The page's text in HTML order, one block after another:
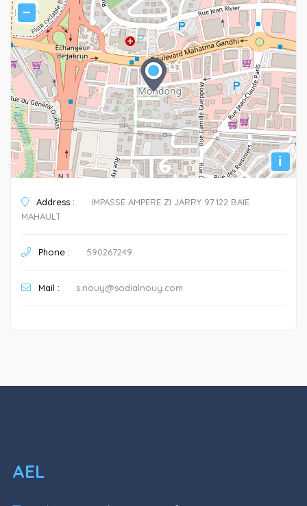
−
i
Address :
IMPASSE AMPERE ZI JARRY 97122 BAIE
MAHAULT
Phone : 590267249
Mail : s.nouy@sodialnouy.com
AEL